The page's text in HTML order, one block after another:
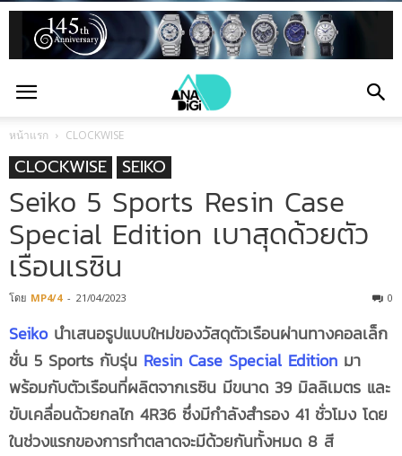
หน้าแรก CLOCKWISE
CLOCKWISE SEIKO
Seiko 5 Sports Resin Case
Special Edition เบาสุดด้วยตัว
เรือนเรซิน
โดย MP4/4 - 21/04/2023 0
Seikoนำเสนอรูปแบบใหม่ของวัสดุตัวเรือนผ่านทางคอลเล็ก
ชั่น 5 Sports กับรุ่น Resin Case Special Edition มา
พร้อมกับตัวเรือนที่ผลิตจากเรซิน มีขนาด 39 มิลลิเมตร และ
ขับเคลื่อนด้วยกลไก 4R36 ซึ่งมีกำลังสำรอง 41 ชั่วโมง โดย
ในช่วงแรกของการทำตลาดจะมีด้วยกันทั้งหมด 8 สี